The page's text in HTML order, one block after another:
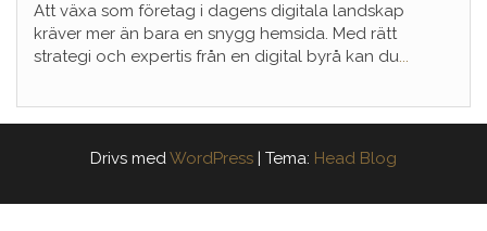
Att växa som företag i dagens digitala landskap
kräver mer än bara en snygg hemsida. Med rätt
strategi och expertis från en digital byrå kan du...
Drivs medWordPress | Tema: Head Blog